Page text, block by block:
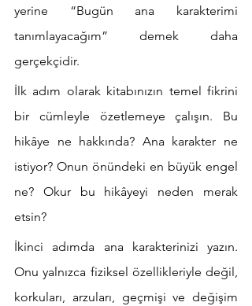
yerine “Bugün ana karakterimi
tanımlayacağım” demek daha
gerçekçidir.
İlk adım olarak kitabınızın temel fikrini
bir cümleyle özetlemeye çalışın. Bu
hikâye ne hakkında? Ana karakter ne
istiyor? Onun önündeki en büyük engel
ne? Okur bu hikâyeyi neden merak
etsin?
İkinci adımda ana karakterinizi yazın.
Onu yalnızca fiziksel özellikleriyle değil,
korkuları, arzuları, geçmişi ve değişim